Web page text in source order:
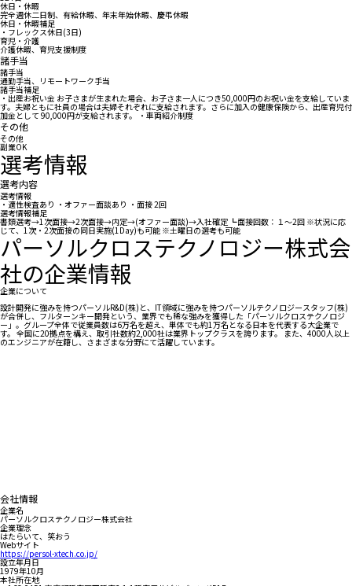
休日・休暇
完全週休二日制、有給休暇、年末年始休暇、慶弔休暇
休日・休暇補足
・フレックス休日(3日)
育児・介護
介護休暇、育児支援制度
諸手当
諸手当
通勤手当、リモートワーク手当
諸手当補足
・出産お祝い金 お子さまが生まれた場合、お子さま一人につき50,000円のお祝い金を支給していま
す。夫婦ともに社員の場合は夫婦それぞれに支給されます。さらに加入の健康保険から、出産育児付
加金として 90,000円が支給されます。 ・車両紹介制度
その他
その他
副業OK
選考情報
選考内容
選考情報
・適性検査あり ・オファー面談あり ・面接 2回
選考情報補足
書類選考→1次面接→2次面接→内定→(オファー面談)→入社確定 ┗面接回数：１～2回 ※状況に応
じて、1次・2次面接の同日実施(1Day)も可能 ※土曜日の選考も可能
パーソルクロステクノロジー株式会
社の企業情報
企業について
設計開発に強みを持つパーソルR&D(株)と、IT領域に強みを持つパーソルテクノロジースタッフ(株)
が合併し、フルターンキー開発という、業界でも稀な強みを獲得した「パーソルクロステクノロジ
ー」。グループ全体で従業員数は6万名を超え、単体でも約1万名となる日本を代表する大企業で
す。 全国に20拠点を構え、取引社数約2,000社は業界トップクラスを誇ります。 また、4000人以上
のエンジニアが在籍し、さまざまな分野にて活躍しています。
会社情報
企業名
パーソルクロステクノロジー株式会社
企業理念
はたらいて、笑おう
Webサイト
https://persol-xtech.co.jp/
設立年月日
1979年10月
本社所在地